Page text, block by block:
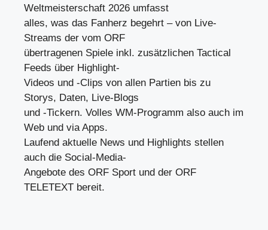
Weltmeisterschaft 2026 umfasst
alles, was das Fanherz begehrt – von Live-
Streams der vom ORF
übertragenen Spiele inkl. zusätzlichen Tactical
Feeds über Highlight-
Videos und -Clips von allen Partien bis zu
Storys, Daten, Live-Blogs
und -Tickern. Volles WM-Programm also auch im
Web und via Apps.
Laufend aktuelle News und Highlights stellen
auch die Social-Media-
Angebote des ORF Sport und der ORF
TELETEXT bereit.